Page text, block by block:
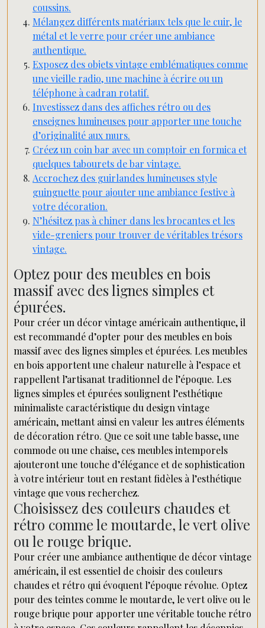
coussins.
Mélangez différents matériaux tels que le cuir, le
métal et le verre pour créer une ambiance
authentique.
Exposez des objets vintage emblématiques comme
une vieille radio, une machine à écrire ou un
téléphone à cadran rotatif.
Investissez dans des affiches rétro ou des
enseignes lumineuses pour apporter une touche
d’originalité aux murs.
Créez un coin bar avec un comptoir en formica et
quelques tabourets de bar vintage.
Accrochez des guirlandes lumineuses style
guinguette pour ajouter une ambiance festive à
votre décoration.
N’hésitez pas à chiner dans les brocantes et les
vide-greniers pour trouver de véritables trésors
vintage.
Optez pour des meubles en bois
massif avec des lignes simples et
épurées.
Pour créer un décor vintage américain authentique, il
est recommandé d’opter pour des meubles en bois
massif avec des lignes simples et épurées. Les meubles
en bois apportent une chaleur naturelle à l’espace et
rappellent l’artisanat traditionnel de l’époque. Les
lignes simples et épurées soulignent l’esthétique
minimaliste caractéristique du design vintage
américain, mettant ainsi en valeur les autres éléments
de décoration rétro. Que ce soit une table basse, une
commode ou une chaise, ces meubles intemporels
ajouteront une touche d’élégance et de sophistication
à votre intérieur tout en restant fidèles à l’esthétique
vintage que vous recherchez.
Choisissez des couleurs chaudes et
rétro comme le moutarde, le vert olive
ou le rouge brique.
Pour créer une ambiance authentique de décor vintage
américain, il est essentiel de choisir des couleurs
chaudes et rétro qui évoquent l’époque révolue. Optez
pour des teintes comme le moutarde, le vert olive ou le
rouge brique pour apporter une véritable touche rétro